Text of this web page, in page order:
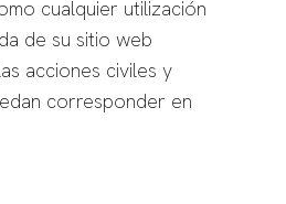
cualquier utilización
de su sitio web
acciones civiles y
corresponder en